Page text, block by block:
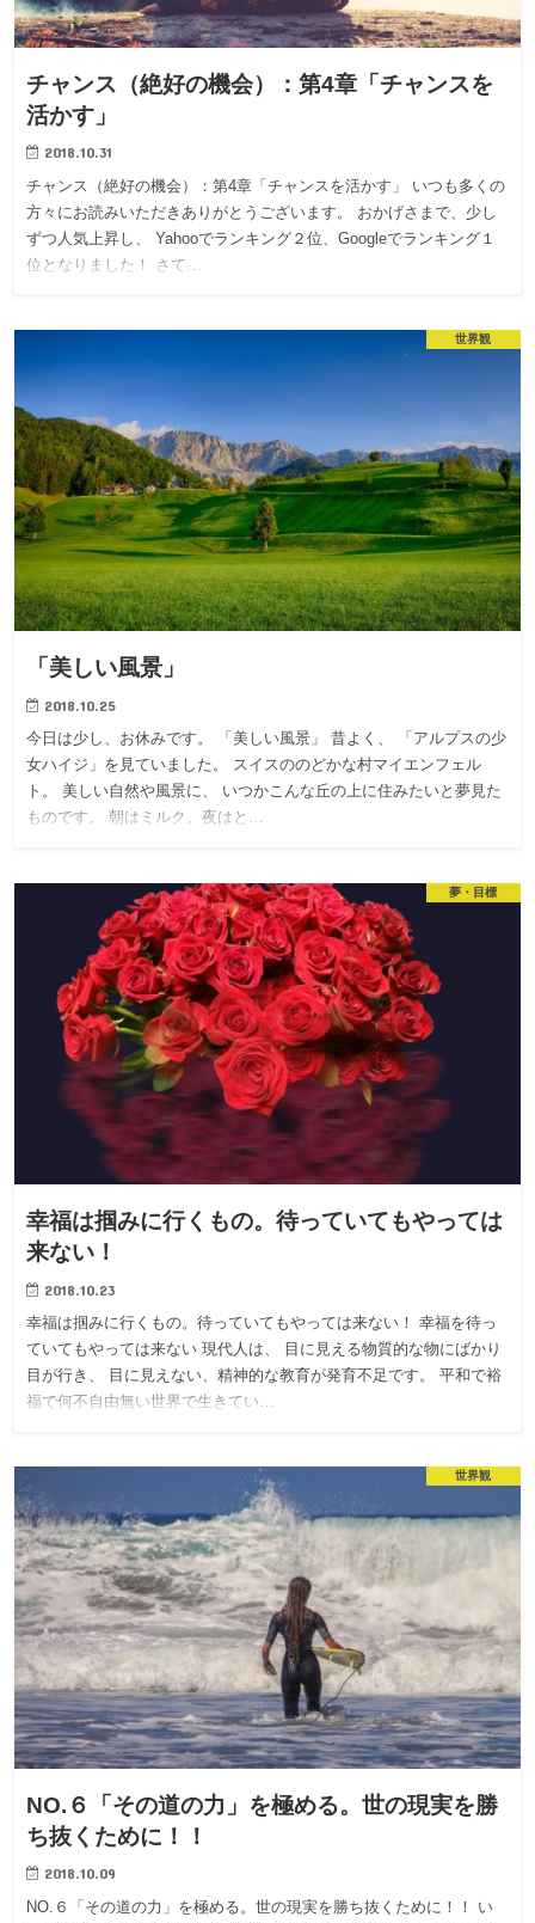
チャンス（絶好の機会）：第4章「チャンスを
活かす」
2018.10.31
チャンス（絶好の機会）：第4章「チャンスを活かす」 いつも多くの
方々にお読みいただきありがとうございます。 おかげさまで、少し
ずつ人気上昇し、 Yahooでランキング２位、Googleでランキング１
位となりました！ さて…
世界観
「美しい風景」
2018.10.25
今日は少し、お休みです。 「美しい風景」 昔よく、 「アルプスの少
女ハイジ」を見ていました。 スイスののどかな村マイエンフェル
ト。 美しい自然や風景に、 いつかこんな丘の上に住みたいと夢見た
ものです。 朝はミルク。夜はと…
夢・目標
幸福は掴みに行くもの。待っていてもやっては
来ない！
2018.10.23
幸福は掴みに行くもの。待っていてもやっては来ない！ 幸福を待っ
ていてもやっては来ない 現代人は、 目に見える物質的な物にばかり
目が行き、 目に見えない、精神的な教育が発育不足です。 平和で裕
福で何不自由無い世界で生きてい…
世界観
NO.６「その道の力」を極める。世の現実を勝
ち抜くために！！
2018.10.09
NO.６「その道の力」を極める。世の現実を勝ち抜くために！！ い